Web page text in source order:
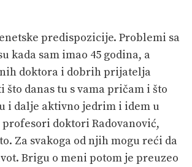
predispozicije. Problemi sa
kada sam imao 45 godina, a
doktora i dobrih prijatelja
što danas tu s vama pričam i što
i dalje aktivno jedrim i idem u
doktori Radovanović,
Za svakoga od njih mogu reći da
Brigu o meni potom je preuzeo